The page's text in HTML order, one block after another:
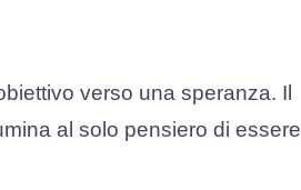
verso una speranza. Il
al solo pensiero di essere